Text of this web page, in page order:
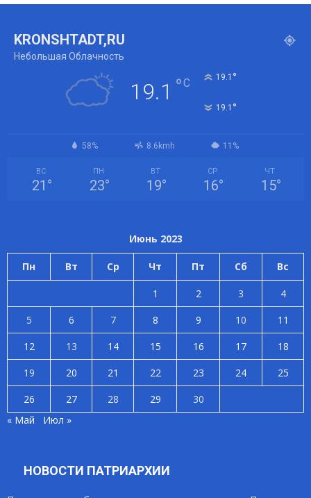
KRONSHTADT,RU
Небольшая Облачность
19.1 °C 19.1 °
19.1 °
58% 8.6kmh 11%
ВС
21 °
ПН
23°
ВТ
19°
СР
16°
ЧТ
15°
Июнь 2023
Пн Вт Ср Чт Пт Сб Вс
1 2 3
4
5
6 7 8 9 10
11
12
13 14 15 16 17
18
19
20 21 22 23 24
25
26
27 28 29
30
« Май
Июл »
НОВОСТИ ПАТРИАРХИИ